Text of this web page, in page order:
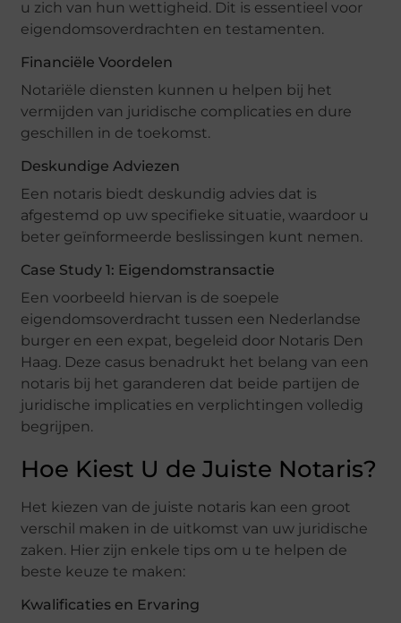
u zich van hun wettigheid. Dit is essentieel voor
eigendomsoverdrachten en testamenten.
Financiële Voordelen
Notariële diensten kunnen u helpen bij het
vermijden van juridische complicaties en dure
geschillen in de toekomst.
Deskundige Adviezen
Een notaris biedt deskundig advies dat is
afgestemd op uw specifieke situatie, waardoor u
beter geïnformeerde beslissingen kunt nemen.
Case Study 1: Eigendomstransactie
Een voorbeeld hiervan is de soepele
eigendomsoverdracht tussen een Nederlandse
burger en een expat, begeleid door Notaris Den
Haag. Deze casus benadrukt het belang van een
notaris bij het garanderen dat beide partijen de
juridische implicaties en verplichtingen volledig
begrijpen.
Hoe Kiest U de Juiste Notaris?
Het kiezen van de juiste notaris kan een groot
verschil maken in de uitkomst van uw juridische
zaken. Hier zijn enkele tips om u te helpen de
beste keuze te maken:
Kwalificaties en Ervaring